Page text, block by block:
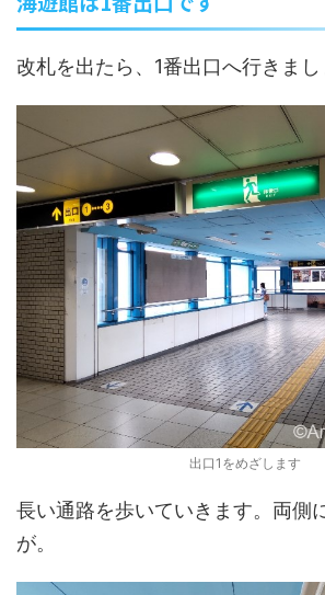
改札を出たら、1番出口へ行きまし
出口1をめざします
長い通路を歩いていきます。両側
が。